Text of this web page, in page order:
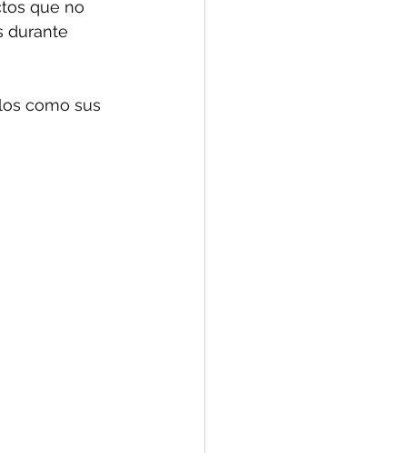
que no
durante
como sus